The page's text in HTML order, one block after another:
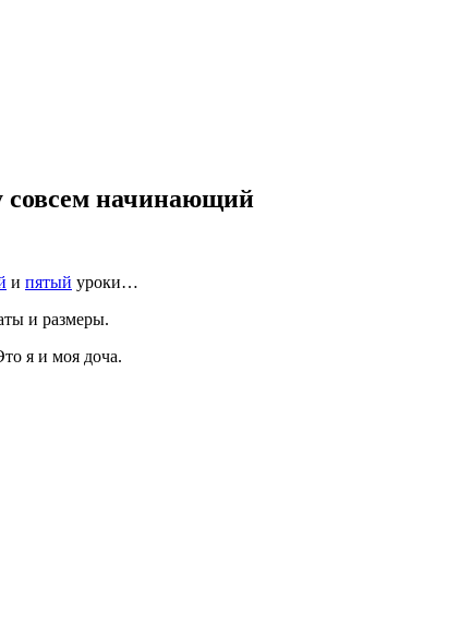
совсем начинающий
и пятый уроки…
и размеры.
я и моя доча.